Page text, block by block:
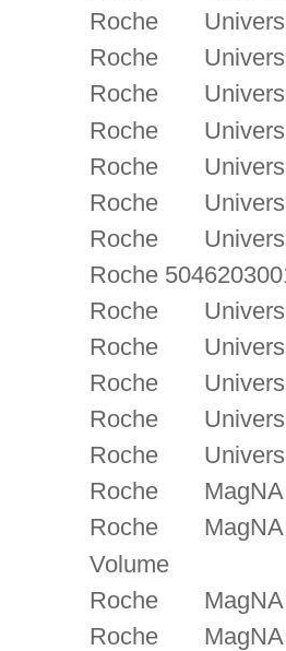
Roche Universal
Roche Universal
Roche
Roche Universal
Roche Universal
Roche Universal
Roche Universal
Roche
Roche Universal
Roche
Roche
Roche
Roche
Roche MagNA
Roche MagNA
Volume
Roche MagNA
Roche MagNA